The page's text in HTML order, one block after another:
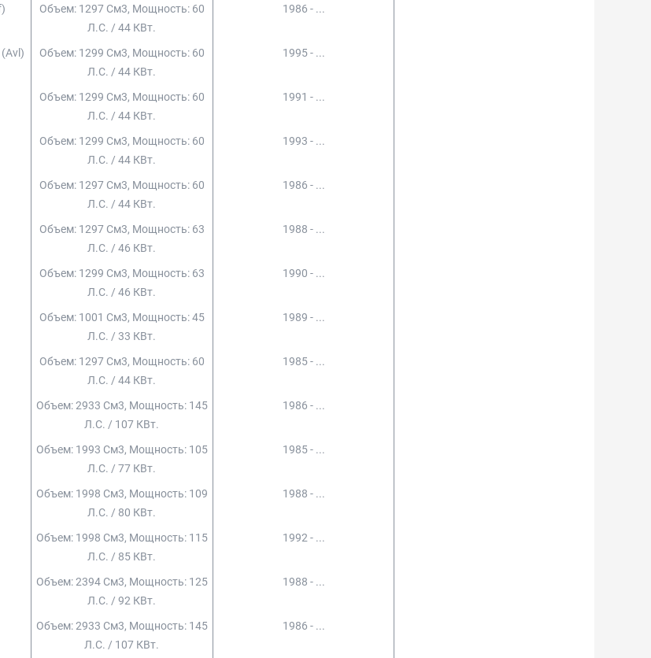
Объем: 1297 См3, Мощность: 60
Л.с. / 44 КВт.
1986 - ...
Объем: 1299 См3, Мощность: 60
Л.с. / 44 КВт.
1995 - ...
Объем: 1299 См3, Мощность: 60
Л.с. / 44 КВт.
1991 - ...
Объем: 1299 См3, Мощность: 60
Л.с. / 44 КВт.
1993 - ...
Объем: 1297 См3, Мощность: 60
Л.с. / 44 КВт.
1986 - ...
Объем: 1297 См3, Мощность: 63
Л.с. / 46 КВт.
1988 - ...
Объем: 1299 См3, Мощность: 63
Л.с. / 46 КВт.
1990 - ...
Объем: 1001 См3, Мощность: 45
Л.с. / 33 КВт.
1989 - ...
Объем: 1297 См3, Мощность: 60
Л.с. / 44 КВт.
1985 - ...
Объем: 2933 См3, Мощность: 145
Л.с. / 107 КВт.
1986 - ...
Объем: 1993 См3, Мощность: 105
Л.с. / 77 КВт.
1985 - ...
Объем: 1998 См3, Мощность: 109
Л.с. / 80 КВт.
1988 - ...
Объем: 1998 См3, Мощность: 115
Л.с. / 85 КВт.
1992 - ...
Объем: 2394 См3, Мощность: 125
Л.с. / 92 КВт.
1988 - ...
Объем: 2933 См3, Мощность: 145
Л.с. / 107 КВт.
1986 - ...